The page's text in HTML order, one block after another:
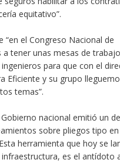
equitativo”.
“en el Congreso Nacional de
a tener unas mesas de
para que con el
Eficiente y su grupo
temas”.
nacional emitió un
sobre pliegos tipo en
herramienta que hoy se
es el antídoto